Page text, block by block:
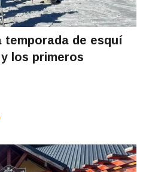
temporada de esquí
los primeros